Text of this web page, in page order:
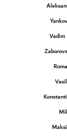
Vadim